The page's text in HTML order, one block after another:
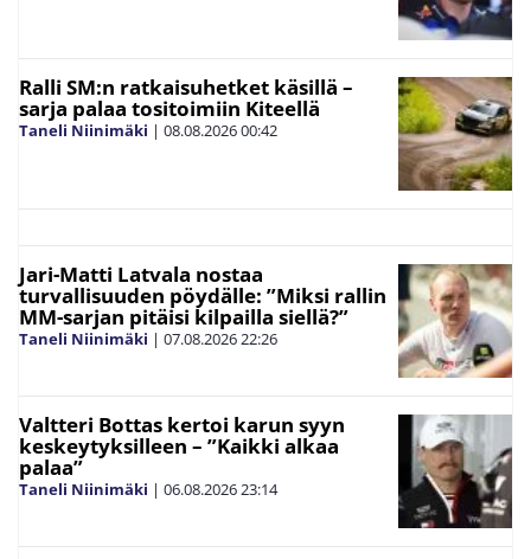
Ralli SM:n ratkaisuhetket käsillä –
sarja palaa tositoimiin Kiteellä
Taneli Niinimäki | 08.08.202600:42
Jari-Matti Latvala nostaa
turvallisuuden pöydälle: ”Miksi rallin
MM-sarjan pitäisi kilpailla siellä?”
Taneli Niinimäki | 07.08.202622:26
Valtteri Bottas kertoi karun syyn
keskeytyksilleen – ”Kaikki alkaa
palaa”
Taneli Niinimäki | 06.08.202623:14